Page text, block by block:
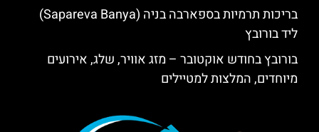
בריכות תרמיות בספארבה בניה (Sapareva Banya)
ליד בורובץ
בורובץ בחודש אוקטובר – מזג אוויר, שלג, אירועים
מיוחדים, המלצות למטיילים